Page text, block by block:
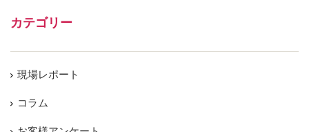
カテゴリー
現場レポート
コラム